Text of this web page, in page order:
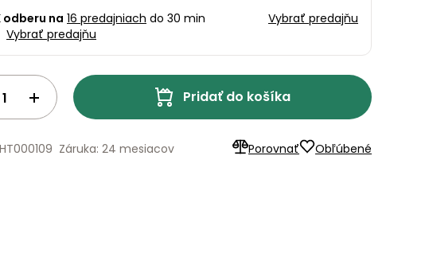
odberu na 16 predajniach do 30 min
Vybrať predajňu
Vybrať predajňu
Pridať do košíka
Porovnať Obľúbené
Záruka: 24 mesiacov